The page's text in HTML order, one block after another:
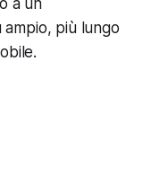
più lungo